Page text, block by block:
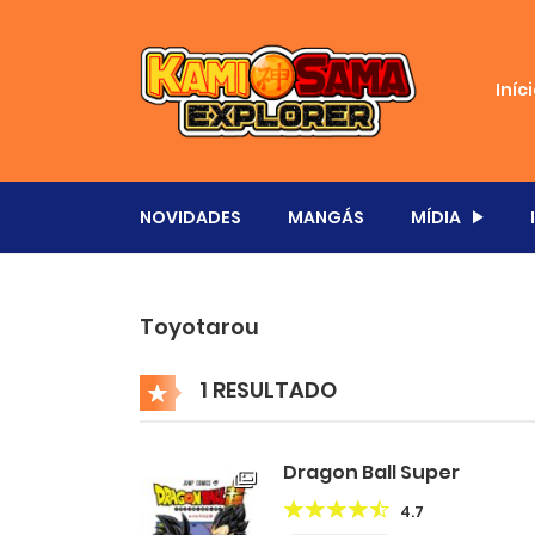
NOVIDADES MANGÁS MÍDIA
Toyotarou
1 RESULTADO
Dragon Ball Super
4.7